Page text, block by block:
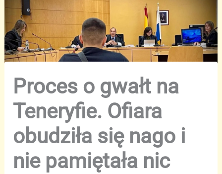
Proces o gwałt na
Teneryfie. Ofiara
obudziła się nago i
nie pamiętała nic